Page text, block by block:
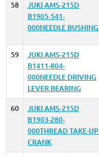
58
JUKI AMS-215D
B1905-541-
000NEEDLE BUSHING
59
JUKI AMS-215D
B1411-804-
000NEEDLE DRIVING
LEVER BEARING
60
JUKI AMS-215D
B1903-280-
000THREAD TAKE-UP
CRANK